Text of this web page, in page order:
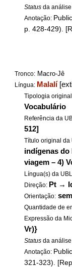
Status da
Anotação:
p. 428-429).
Tronco: Macro-Jê
Língua: Malalí
Tipologia
Vocabulário
Referência da
512]
Título original da
indígenas do
viagem – 4)
Língua(s) da
Direção: Pt →
Orientação:
Quantidade de
Expressão da
Vr)}
Status da
Anotação:
321-323).